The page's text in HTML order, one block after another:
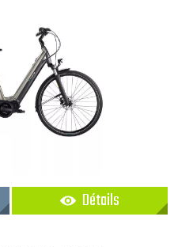
Détails